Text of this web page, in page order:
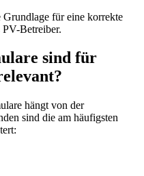
für eine korrekte
Betreiber.
sind für
hängt von der
sind die am häufigsten